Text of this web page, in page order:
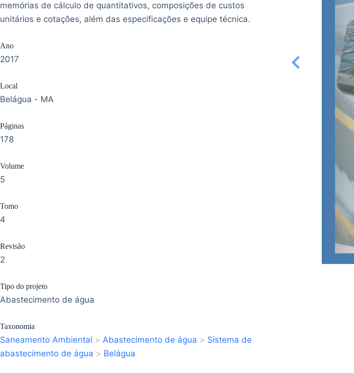
memórias de cálculo de quantitativos, composições de custos
unitários e cotações, além das especificações e equipe técnica.
Ano
2017
Local
Belágua - MA
Páginas
178
Volume
5
Tomo
4
Revisão
2
Tipo do projeto
Abastecimento de água
Taxonomia
Saneamento Ambiental > Abastecimento de água > Sistema de
abastecimento de água > Belágua